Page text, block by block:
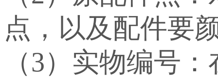
点，以及配件要
（3）实物编号